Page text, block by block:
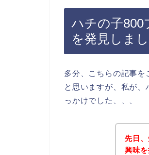
ハチの子800
を発見しまし
多分、こちらの記事
と思いますが、私が
っかけでした、、、
先日
興味